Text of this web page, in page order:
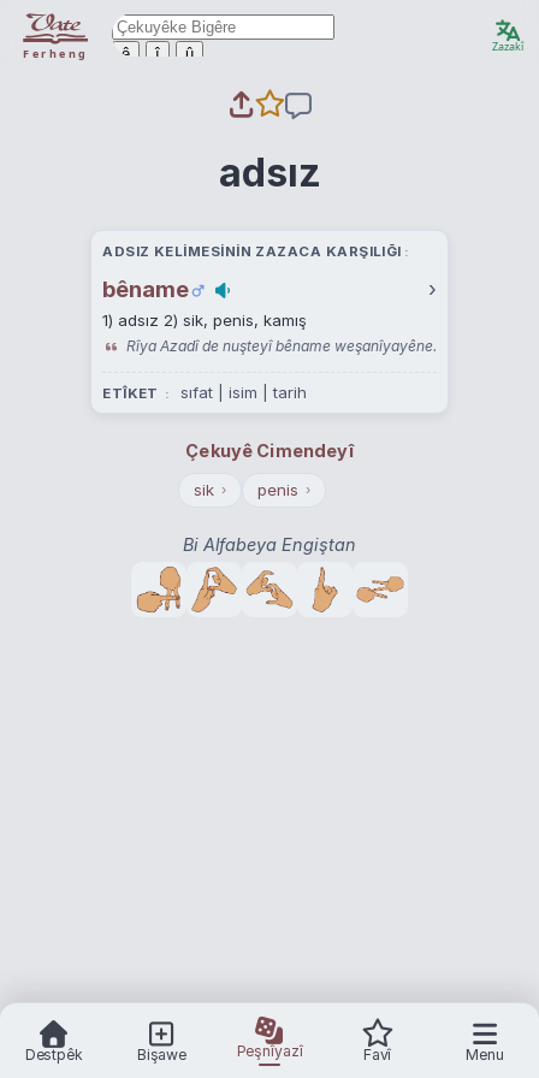
Ferheng ê î û Zazakî
adsız
ADSIZ KELIMESININ ZAZACA KARŞILIĞI
bêname ›
1) adsız 2) sik, penis, kamış
Rîya Azadî de nuşteyî bêname weşanîyayêne.
ETÎKET sıfat | isim | tarih
Çekuyê Cimendeyî
sik › penis ›
Bi Alfabeya Engiştan
Destpêk Bişawe Peşnîyazî Favî Menu